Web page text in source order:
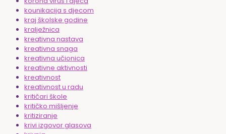
kounikacija s djecom
kraj školske godine
kralježnica
kreativna nastava
kreativna snaga
kreativna učionica
kreativne aktivnosti
kreativnost
kreativnost u radu
kritičari škole
kritičko mišljenje
kritiziranje
krivi izgovor glasova